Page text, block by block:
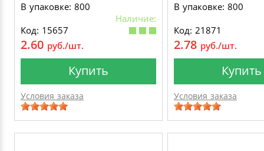
В упаковке: 800
Наличие:
Код: 15657
2.60 руб./шт.
Купить
Условия заказа
В упаковке: 800
Код: 21871
2.78 руб./шт.
Купить
Условия заказа